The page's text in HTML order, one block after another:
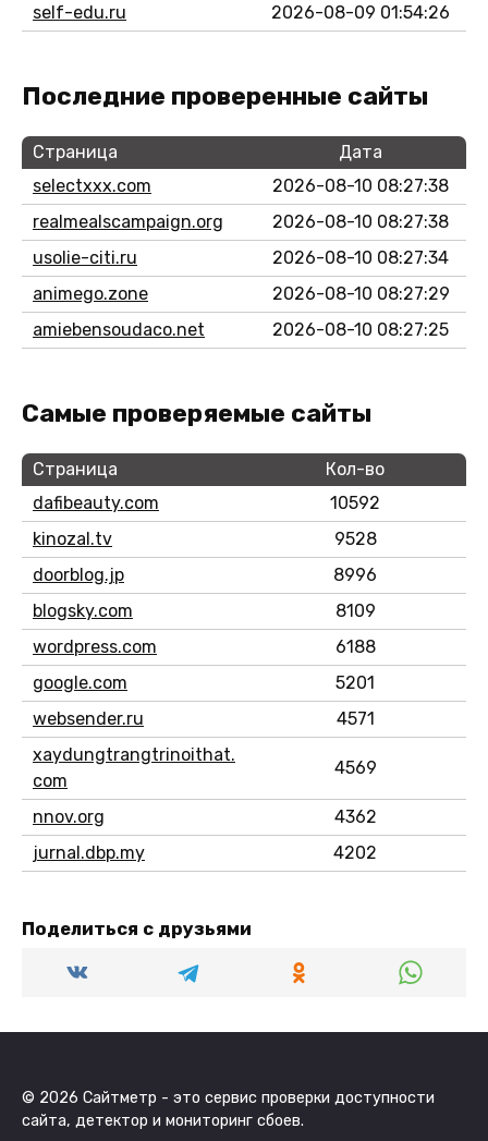
self-edu.ru
2026-08-09 01:54:26
Последние проверенные сайты
Страница
Дата
selectxxx.com
2026-08-10 08:27:38
realmealscampaign.org
2026-08-10 08:27:38
usolie-citi.ru
2026-08-10 08:27:34
animego.zone
2026-08-10 08:27:29
amiebensoudaco.net
2026-08-10 08:27:25
Самые проверяемые сайты
Страница
Кол-во
dafibeauty.com
10592
kinozal.tv
9528
doorblog.jp
8996
blogsky.com
8109
wordpress.com
6188
google.com
5201
websender.ru
4571
xaydungtrangtrinoithat.
com
4569
nnov.org
4362
jurnal.dbp.my
4202
Поделиться с друзьями
© 2026 Сайтметр - это сервис проверки доступности
сайта, детектор и мониторинг сбоев.